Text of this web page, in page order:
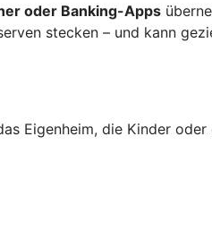
oder Banking-Apps
stecken – und kann
Eigenheim, die Kinder